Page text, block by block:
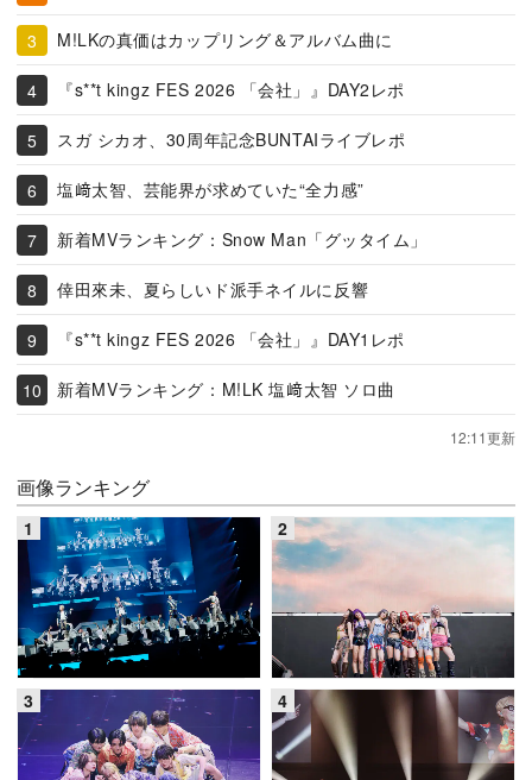
M!LKの真価はカップリング＆アルバム曲に
『s**t kingz FES 2026 「会社」』DAY2レポ
スガ シカオ、30周年記念BUNTAIライブレポ
塩﨑太智、芸能界が求めていた“全力感”
新着MVランキング：Snow Man「グッタイム」
倖田來未、夏らしいド派手ネイルに反響
『s**t kingz FES 2026 「会社」』DAY1レポ
新着MVランキング：M!LK 塩﨑太智 ソロ曲
12:11更新
画像ランキング